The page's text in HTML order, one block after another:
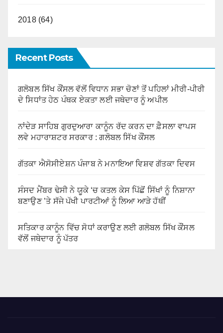
2018 (64)
Recent Posts
ਗਲੋਬਲ ਸਿੱਖ ਕੌਂਸਲ ਵੱਲੋਂ ਵਿਧਾਨ ਸਭਾ ਚੋਣਾਂ ਤੋਂ ਪਹਿਲਾਂ ਮੀਰੀ-ਪੀਰੀ
ਦੇ ਸਿਧਾਂਤ ਹੇਠ ਪੰਥਕ ਏਕਤਾ ਲਈ ਜਥੇਦਾਰ ਨੂੰ ਅਪੀਲ
ਨਾਂਦੇੜ ਸਾਹਿਬ ਗੁਰਦੁਆਰਾ ਕਾਨੂੰਨ ਰੱਦ ਕਰਨ ਦਾ ਫ਼ੈਸਲਾ ਵਾਪਸ
ਲਵੇ ਮਹਾਰਾਸ਼ਟਰ ਸਰਕਾਰ : ਗਲੋਬਲ ਸਿੱਖ ਕੌਂਸਲ
ਗੱਤਕਾ ਐਸੋਸੀਏਸ਼ਨ ਪੰਜਾਬ ਨੇ ਮਨਾਇਆ ਵਿਸ਼ਵ ਗੱਤਕਾ ਦਿਵਸ
ਸੰਸਦ ਮੈਂਬਰ ਢੇਸੀ ਨੇ ਯੂਕੇ ‘ਚ ਕਤਲ ਕੇਸ ਪਿੱਛੋਂ ਸਿੱਖਾਂ ਨੂੰ ਨਿਸ਼ਾਨਾ
ਬਣਾਉਣ ’ਤੇ ਸੱਜੇ ਪੱਖੀ ਪਾਰਟੀਆਂ ਨੂੰ ਲਿਆ ਆੜੇ ਹੱਥੀਂ
ਸਤਿਕਾਰ ਕਾਨੂੰਨ ਵਿੱਚ ਸੋਧਾਂ ਕਰਾਉਣ ਲਈ ਗਲੋਬਲ ਸਿੱਖ ਕੌਂਸਲ
ਵੱਲੋਂ ਜਥੇਦਾਰ ਨੂੰ ਪੱਤਰ